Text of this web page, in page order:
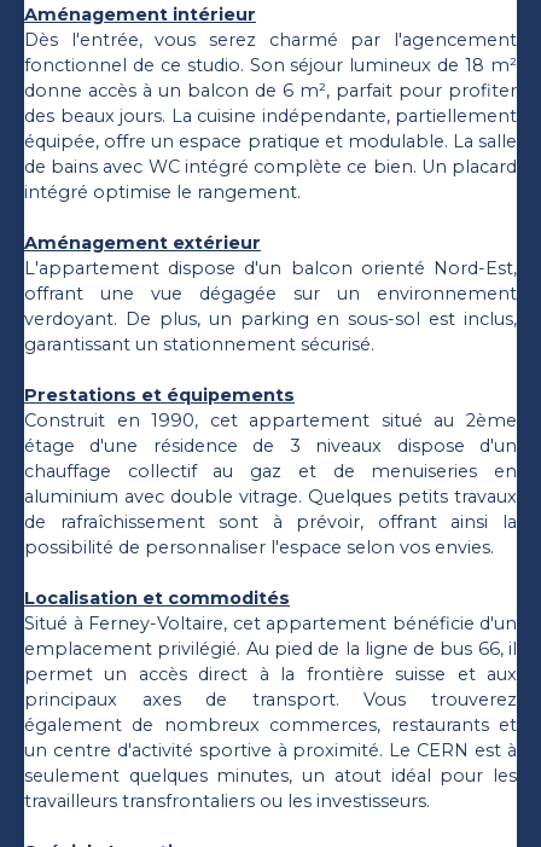
Aménagement intérieur
Dès l'entrée, vous serez charmé par l'agencement
fonctionnel de ce studio. Son séjour lumineux de 18 m²
donne accès à un balcon de 6 m², parfait pour profiter
des beaux jours. La cuisine indépendante, partiellement
équipée, offre un espace pratique et modulable. La salle
de bains avec WC intégré complète ce bien. Un placard
intégré optimise le rangement.
Aménagement extérieur
L'appartement dispose d'un balcon orienté Nord-Est,
offrant une vue dégagée sur un environnement
verdoyant. De plus, un parking en sous-sol est inclus,
garantissant un stationnement sécurisé.
Prestations et équipements
Construit en 1990, cet appartement situé au 2ème
étage d'une résidence de 3 niveaux dispose d'un
chauffage collectif au gaz et de menuiseries en
aluminium avec double vitrage. Quelques petits travaux
de rafraîchissement sont à prévoir, offrant ainsi la
possibilité de personnaliser l'espace selon vos envies.
Localisation et commodités
Situé à Ferney-Voltaire, cet appartement bénéficie d'un
emplacement privilégié. Au pied de la ligne de bus 66, il
permet un accès direct à la frontière suisse et aux
principaux axes de transport. Vous trouverez
également de nombreux commerces, restaurants et
un centre d'activité sportive à proximité. Le CERN est à
seulement quelques minutes, un atout idéal pour les
travailleurs transfrontaliers ou les investisseurs.